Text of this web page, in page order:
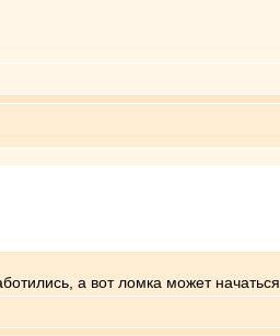
а вот ломка может начаться.